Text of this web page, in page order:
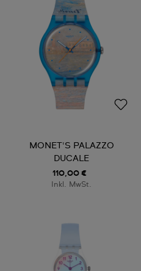
MONET'S PALAZZO
DUCALE
110,00 €
Inkl. MwSt.